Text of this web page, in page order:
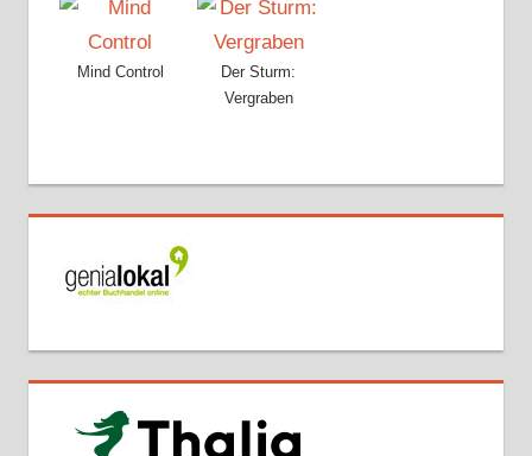
Mind Control
Der Sturm:
Vergraben